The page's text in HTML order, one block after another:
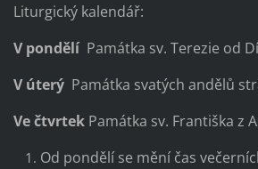
Liturgický kalendář:
V pondělí Památka sv. Terezie od
V úterý Památka svatých andělů
Ve čtvrtek Památka sv.
Od pondělí se mění čas